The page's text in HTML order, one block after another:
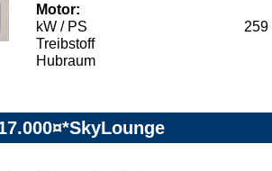
Motor:
kW / PS
259
Treibstoff
Hubraum